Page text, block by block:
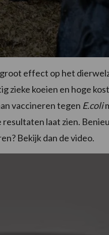
effect op het
zieke koeien en hoge
vaccineren tegen E.coli
laat zien.
Bekijk dan de video.